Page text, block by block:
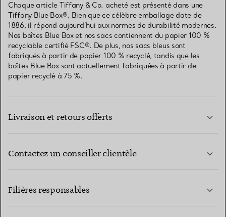
Chaque article Tiffany & Co. acheté est présenté dans une
Tiffany Blue Box®. Bien que ce célèbre emballage date de
1886, il répond aujourd’hui aux normes de durabilité modernes.
Nos boîtes Blue Box et nos sacs contiennent du papier 100 %
recyclable certifié FSC®. De plus, nos sacs bleus sont
fabriqués à partir de papier 100 % recyclé, tandis que les
boîtes Blue Box sont actuellement fabriquées à partir de
papier recyclé à 75 %.
Livraison et retours offerts
Contactez un conseiller clientèle
Filières responsables